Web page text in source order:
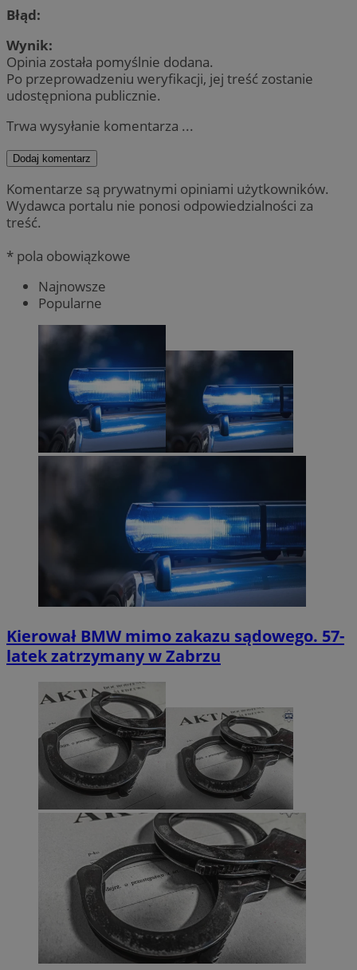
Błąd:
Wynik:
Opinia została pomyślnie dodana.
Po przeprowadzeniu weryfikacji, jej treść zostanie
udostępniona publicznie.
Trwa wysyłanie komentarza ...
Dodaj komentarz
Komentarze są prywatnymi opiniami użytkowników.
Wydawca portalu nie ponosi odpowiedzialności za
treść.
* pola obowiązkowe
Najnowsze
Popularne
Kierował BMW mimo zakazu sądowego. 57-
latek zatrzymany w Zabrzu